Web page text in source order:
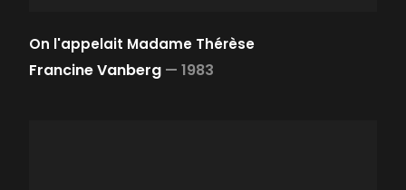
On l'appelait Madame Thérèse
Francine Vanberg — 1983